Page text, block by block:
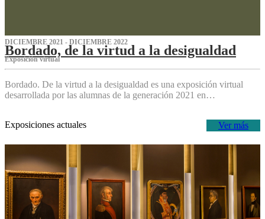
DICIEMBRE 2021 - DICIEMBRE 2022
Bordado, de la virtud a la desigualdad
Exposición virtual‌
Bordado. De la virtud a la desigualdad es una exposición virtual
desarrollada por las alumnas de la generación 2021 en…
Ver más
Exposiciones actuales